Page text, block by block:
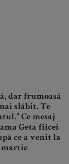
dar frumoasă
slăbit. Te
Ce mesaj
Geta fiicei
ce a venit la
martie